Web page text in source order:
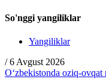
So'nggi yangiliklar
Yangiliklar
/ 6 Avgust 2026
O‘zbekistonda oziq-